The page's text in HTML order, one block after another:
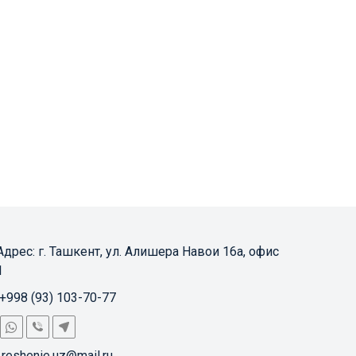
г. Ташкент, ул. Алишера Навои 16а, офис
(93) 103-70-77